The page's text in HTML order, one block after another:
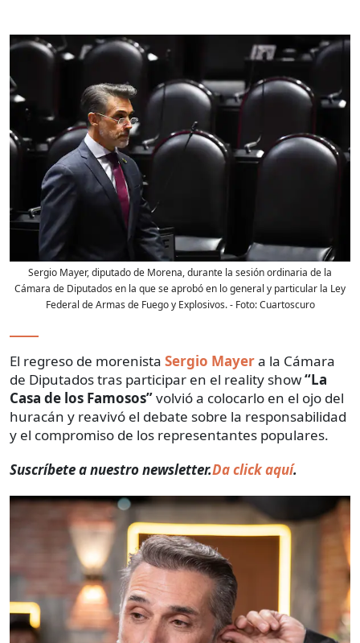
Sergio Mayer, diputado de Morena, durante la sesión ordinaria de la
Cámara de Diputados en la que se aprobó en lo general y particular la Ley
Federal de Armas de Fuego y Explosivos.- Foto:Cuartoscuro
El regreso de morenista Sergio Mayera la Cámara
de Diputados tras participar en el reality show“La
Casa de los Famosos”volvió a colocarlo en el ojo del
huracán y reavivó el debate sobre la responsabilidad
y el compromiso de los representantes populares.
Suscríbete a nuestro newsletter.Da click aquí.